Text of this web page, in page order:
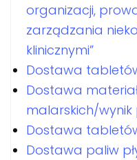
organizacji,
zarządzania
klinicznymi”
Dostawa
Dostawa
malarskich/
Dostawa
Dostawa paliw